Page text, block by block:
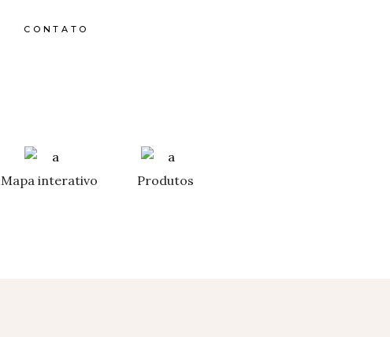
CONTATO
Mapa interativo Produtos